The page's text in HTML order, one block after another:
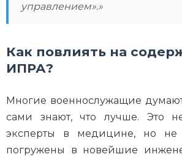
управлением».»
Как повлиять на
ИПРА?
Многие военнослужащие
сами знают, что лучше. Это
эксперты в медицине, но не
погружены в новейшие